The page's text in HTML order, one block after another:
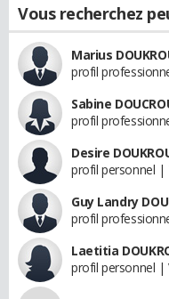
Vous recherchez
Marius
profil
Sabine
profil
Desire
profil personnel |
Guy Landry
profil
Laetitia
profil personnel |